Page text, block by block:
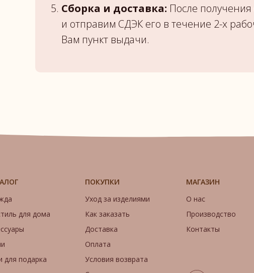
Сборка и доставка: После
и отправим СДЭК его в течение 2-х
Вам пункт выдачи.
МАГАЗИН
ПОКУПКИ
О нас
Производство
Контакты
Уход за изделиями
Как заказать
Доставка
Оплата
Условия возврата
для дома
для подарка